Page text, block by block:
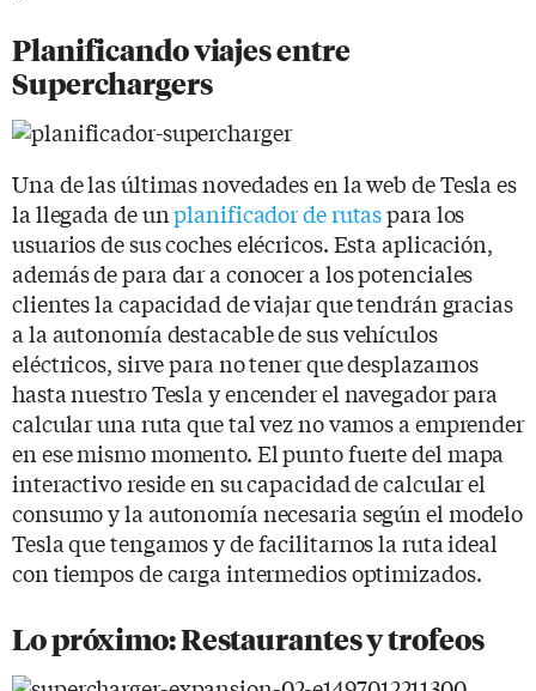
Planificando viajes entre
Superchargers
Una de las últimas novedades en la web de Tesla es
la llegada de unplanificador de rutaspara los
usuarios de sus coches elécricos. Esta aplicación,
además de para dar a conocer a los potenciales
clientes la capacidad de viajar que tendrán gracias
a la autonomía destacable de sus vehículos
eléctricos, sirve para no tener que desplazarnos
hasta nuestro Tesla y encender el navegador para
calcular una ruta que tal vez no vamos a emprender
en ese mismo momento. El punto fuerte del mapa
interactivo reside en su capacidad de calcular el
consumo y la autonomía necesaria según el modelo
Tesla que tengamos y de facilitarnos la ruta ideal
con tiempos de carga intermedios optimizados.
Lo próximo: Restaurantes y trofeos